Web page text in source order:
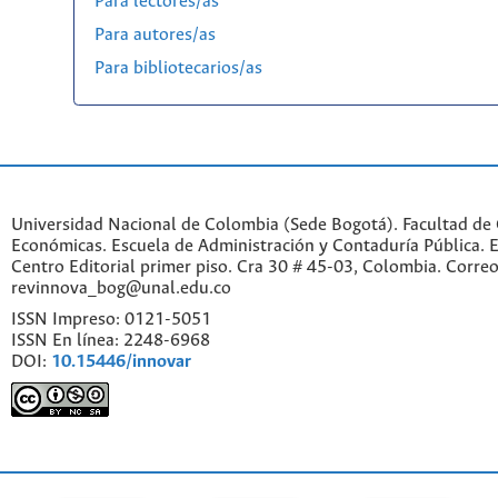
Para autores/as
Para bibliotecarios/as
Universidad Nacional de Colombia (Sede Bogotá). Facultad de
Económicas. Escuela de Administración y Contaduría Pública.
Centro Editorial primer piso. Cra 30 # 45-03, Colombia.
revinnova_bog@unal.edu.co
ISSN Impreso: 0121-5051
ISSN En línea: 2248-6968
DOI: 10.15446/innovar